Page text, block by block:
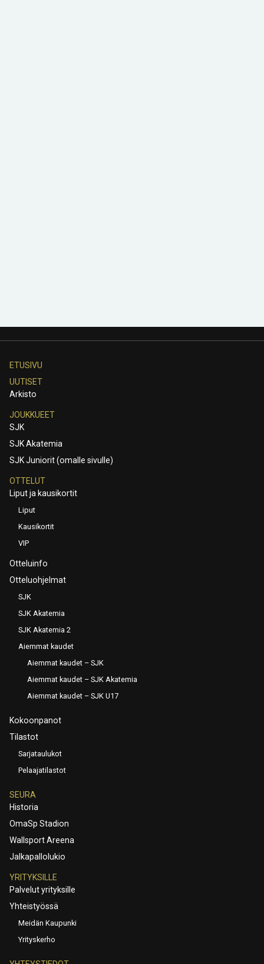
ETUSIVU
UUTISET
Arkisto
JOUKKUEET
SJK
SJK Akatemia
SJK Juniorit (omalle sivulle)
OTTELUT
Liput ja kausikortit
Liput
Kausikortit
VIP
Otteluinfo
Otteluohjelmat
SJK
SJK Akatemia
SJK Akatemia 2
Aiemmat kaudet
Aiemmat kaudet – SJK
Aiemmat kaudet – SJK Akatemia
Aiemmat kaudet – SJK U17
Kokoonpanot
Tilastot
Sarjataulukot
Pelaajatilastot
SEURA
Historia
OmaSp Stadion
Wallsport Areena
Jalkapallolukio
YRITYKSILLE
Palvelut yrityksille
Yhteistyössä
Meidän Kaupunki
Yrityskerho